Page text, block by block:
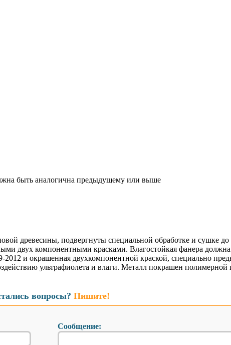
быть аналогична предыдущему или выше
древесины, подвергнуты специальной обработке и сушке
двух компонентными красками. Влагостойкая фанера
и окрашенная двухкомпонентной краской, специально
ультрафиолета и влаги. Металл покрашен полимерной
вопросы? Пишите!
Сообщение: